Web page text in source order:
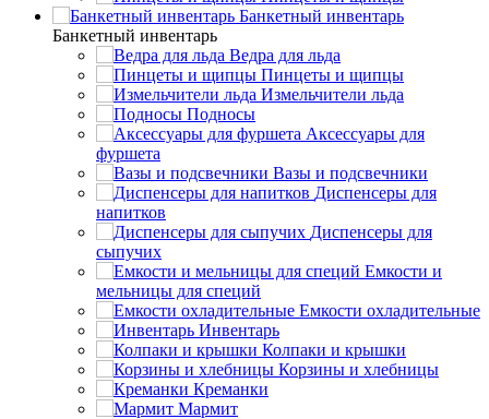
Банкетный инвентарь
Банкетный инвентарь
Ведра для льда
Пинцеты и щипцы
Измельчители льда
Подносы
Аксессуары для
фуршета
Вазы и подсвечники
Диспенсеры для
напитков
Диспенсеры для
сыпучих
Емкости и
мельницы для специй
Емкости охладительные
Инвентарь
Колпаки и крышки
Корзины и хлебницы
Креманки
Мармит